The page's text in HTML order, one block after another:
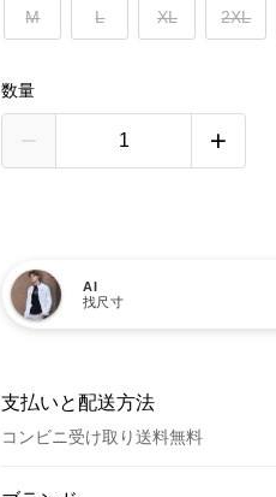
M L XL 2XL
数量
AI
找尺寸
支払いと配送方法
コンビニ受け取り送料無料